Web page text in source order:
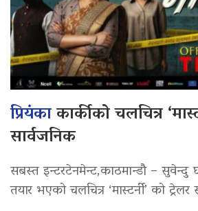
प्रियंकाकार्कीको चलचित्र
सार्वजनिक
सबस्त इन्टरटेनमेन्ट,काठमान्डौ – सुवेन्दु
तयार भएको चलचित्र ‘मास्टर्नी’ को